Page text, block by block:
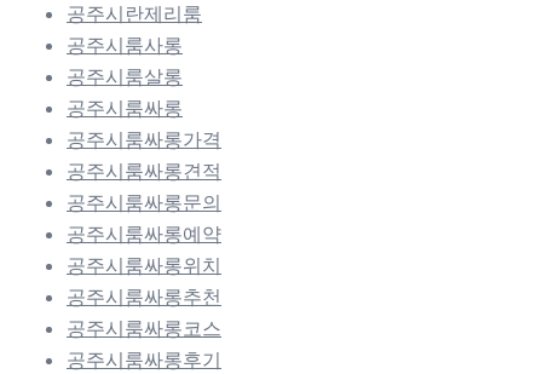
공주시란제리룸
공주시룸사롱
공주시룸살롱
공주시룸싸롱
공주시룸싸롱가격
공주시룸싸롱견적
공주시룸싸롱문의
공주시룸싸롱예약
공주시룸싸롱위치
공주시룸싸롱추천
공주시룸싸롱코스
공주시룸싸롱후기